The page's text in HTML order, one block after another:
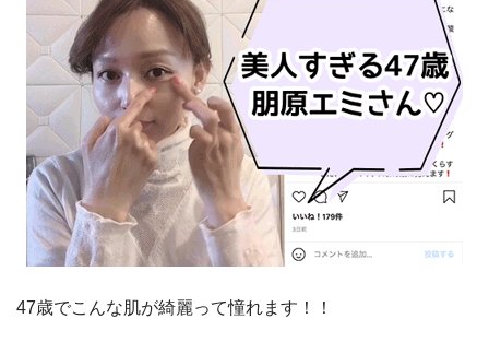
47歳でこんな肌が綺麗って憧れます！！